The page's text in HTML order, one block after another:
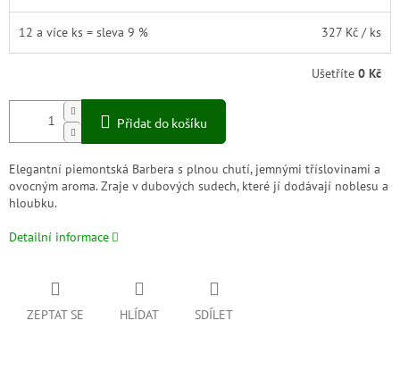
12 a více ks = sleva 9 % 327 Kč / ks
Ušetříte 0 Kč
Přidat do košíku
Elegantní piemontská Barbera s plnou chutí, jemnými tříslovinami a
ovocným aroma. Zraje v dubových sudech, které jí dodávají noblesu a
hloubku.
Detailní informace
ZEPTAT SE HLÍDAT SDÍLET